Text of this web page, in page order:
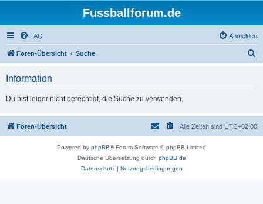
Fussballforum.de
FAQ Anmelden
Foren-Übersicht Suche
Information
Du bist leider nicht berechtigt, die Suche zu verwenden.
Foren-Übersicht Alle Zeiten sind UTC+02:00
Powered by phpBB® Forum Software © phpBB Limited
Deutsche Übersetzung durch phpBB.de
Datenschutz| Nutzungsbedingungen